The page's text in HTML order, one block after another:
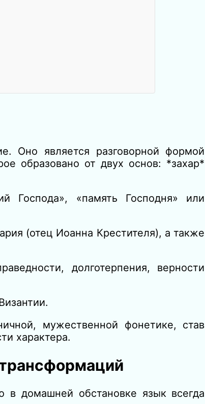
Оно является разговорной формой
образовано от двух основ: *захар*
Господа», «память Господня» или
(отец Иоанна Крестителя), а также
долготерпения, верности
мужественной фонетике, став
характера.
в домашней обстановке язык всегда